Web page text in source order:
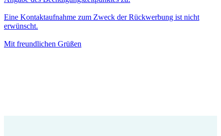
Eine Kontaktaufnahme zum Zweck der Rückwerbung ist nicht
erwünscht.
Mit freundlichen Grüßen